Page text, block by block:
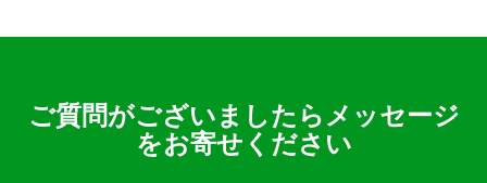
ご質問がございましたらメッセージ
をお寄せください